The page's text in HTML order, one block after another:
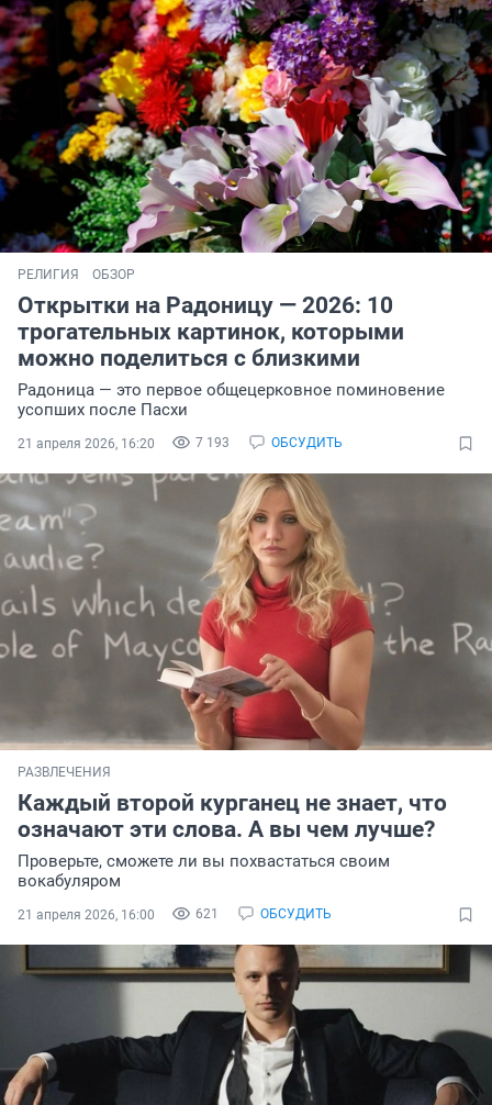
РЕЛИГИЯ ОБЗОР
Открытки на Радоницу — 2026: 10
трогательных картинок, которыми
можно поделиться с близкими
Радоница — это первое общецерковное поминовение
усопших после Пасхи
7 193 ОБСУДИТЬ
21 апреля 2026, 16:20
РАЗВЛЕЧЕНИЯ
Каждый второй курганец не знает, что
означают эти слова. А вы чем лучше?
Проверьте, сможете ли вы похвастаться своим
вокабуляром
621 ОБСУДИТЬ
21 апреля 2026, 16:00